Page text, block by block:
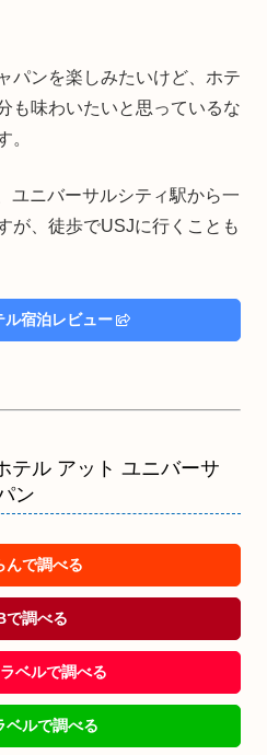
パンを楽しみたいけど、ホテ
も味わいたいと思っているな
。
ユニバーサルシティ駅から一
が、徒歩でUSJに行くことも
ル宿泊レビュー
テル アット ユニバーサ
ン
んで調べる
で調べる
ベルで調べる
ベルで調べる